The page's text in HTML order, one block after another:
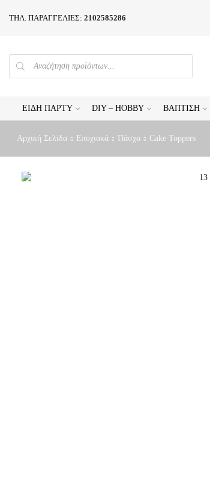
ΤΗΛ. ΠΑΡΑΓΓΕΛΙΕΣ: 2102585286
PRODUCTS
SEARCH
ΕΊΔΗ ΠΆΡΤΥ DIY – HOBBY ΒΆΠΤΙΣΗ
Αρχική Σελίδα Εποχιακά Πάσχα Cake Toppers